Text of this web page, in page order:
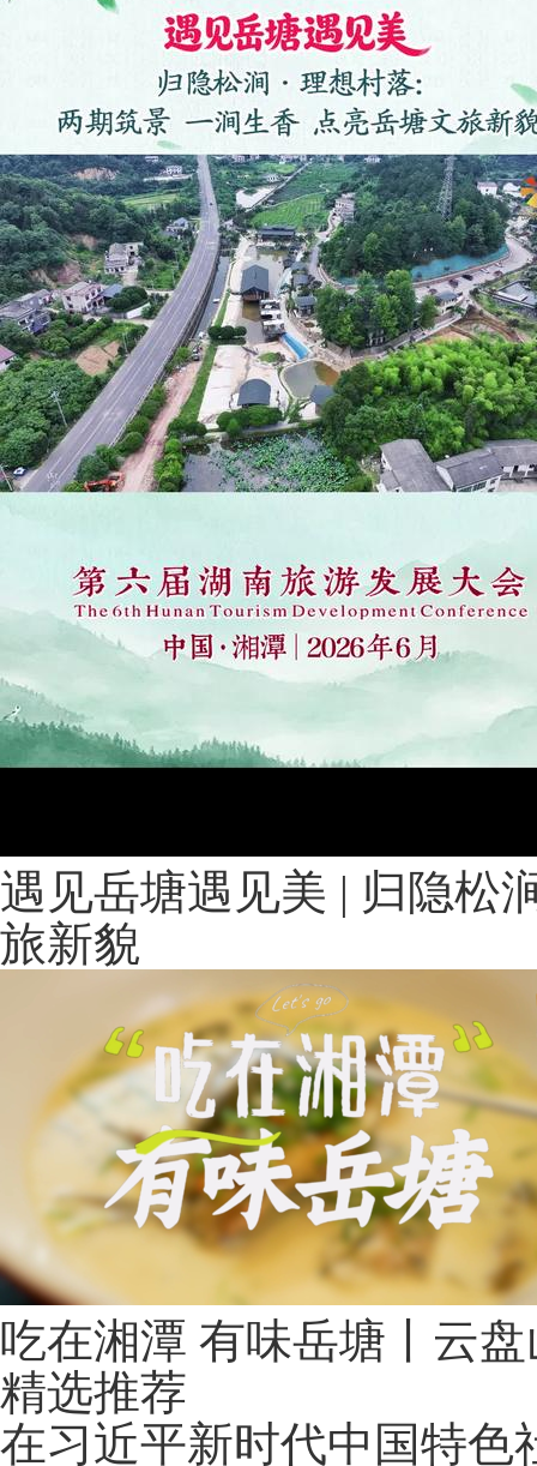
遇见岳塘遇见美 | 归隐松
旅新貌
吃在湘潭 有味岳塘丨云
精选推荐
在习近平新时代中国特